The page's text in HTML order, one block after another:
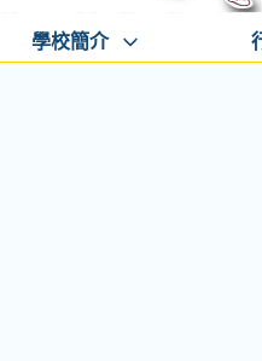
學校簡介